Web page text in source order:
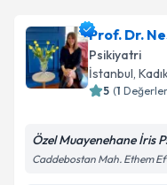
Klinik Psikolog
talebi oluşturun.
için bir takvim
bilgilendireceğiz.
Prof. Dr.
Psikiyatri
İstanbul ,
5 (1
Özel Muayenehane İris
Caddebostan Mah. Ethem